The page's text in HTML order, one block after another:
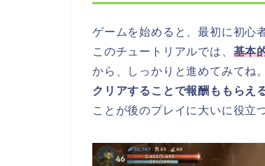
ゲームを始めると、最初に初心
このチュートリアルでは、 基本
から、しっかりと進めてみてね
クリアすることで報酬ももらえ
ことが後のプレイに大いに役立